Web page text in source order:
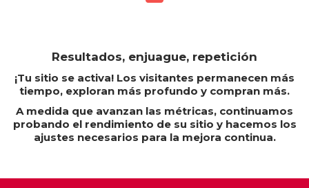
Resultados, enjuague, repetición
¡Tu sitio se activa! Los visitantes permanecen más
tiempo, exploran más profundo y compran más.
A medida que avanzan las métricas, continuamos
probando el rendimiento de su sitio y hacemos los
ajustes necesarios para la mejora continua.